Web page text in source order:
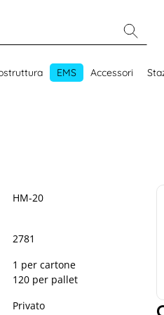
EMS Accessori
HM-20
2781
1 per cartone
120 per pallet
Privato